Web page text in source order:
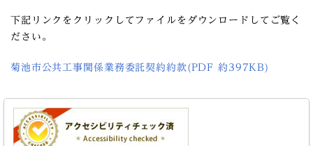
下記リンクをクリックしてファイルをダウンロードしてご覧く
ださい。
菊池市公共工事関係業務委託契約約款(PDF 約397KB)